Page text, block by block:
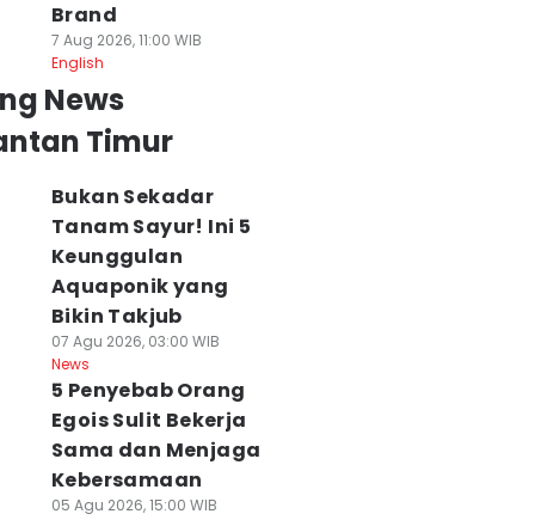
Brand
7 Aug 2026, 11:00 WIB
English
News
Timur
Bukan Sekadar
Tanam Sayur! Ini 5
Keunggulan
Aquaponik yang
Bikin Takjub
07 Agu 2026, 03:00 WIB
News
5 Penyebab Orang
Egois Sulit Bekerja
Sama dan Menjaga
Kebersamaan
05 Agu 2026, 15:00 WIB